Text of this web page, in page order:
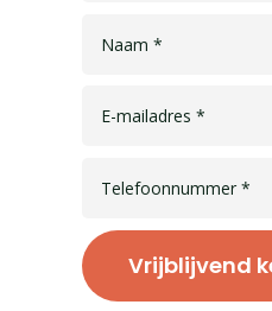
Vrijblijvend